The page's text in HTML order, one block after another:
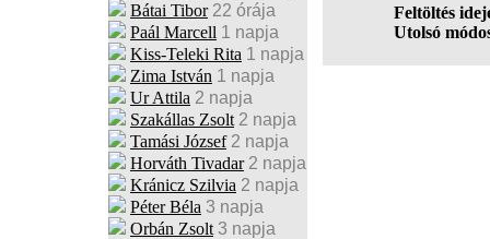
Bátai Tibor 22 órája
Paál Marcell 1 napja
Kiss-Teleki Rita 1 napja
Zima István 1 napja
Ur Attila 2 napja
Szakállas Zsolt 2 napja
Tamási József 2 napja
Horváth Tivadar 2 napja
Kránicz Szilvia 2 napja
Péter Béla 3 napja
Orbán Zsolt 3 napja
Feltöltés
Utolsó